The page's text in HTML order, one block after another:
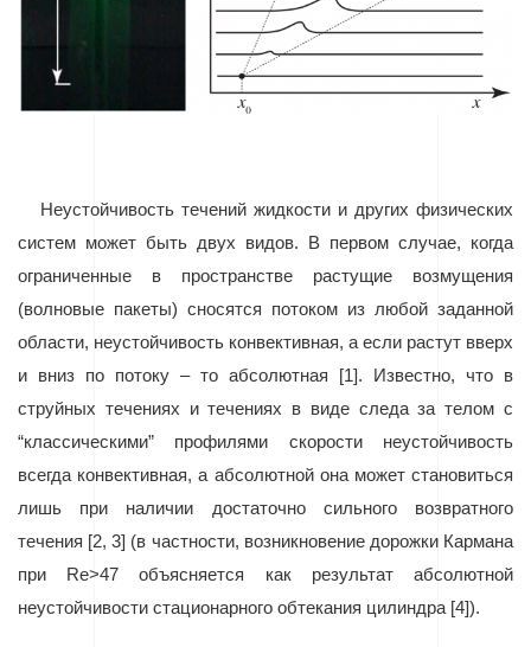
Неустойчивость течений жидкости и других физических
систем может быть двух видов. В первом случае, когда
ограниченные в пространстве растущие возмущения
(волновые пакеты) сносятся потоком из любой заданной
области, неустойчивость конвективная, а если растут вверх
и вниз по потоку – то абсолютная [1]. Известно, что в
струйных течениях и течениях в виде следа за телом с
“классическими” профилями скорости неустойчивость
всегда конвективная, а абсолютной она может становиться
лишь при наличии достаточно сильного возвратного
течения [2, 3] (в частности, возникновение дорожки Кармана
при
Re>47 объясняется как результат абсолютной
неустойчивости стационарного обтекания цилиндра [4]).